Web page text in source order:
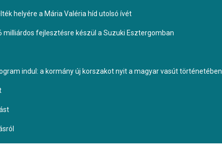
helyére a Mária Valéria híd utolsó ívét
fejlesztésre készül a Suzuki Esztergomban
indul: a kormány új korszakot nyit a magyar vasút történetében